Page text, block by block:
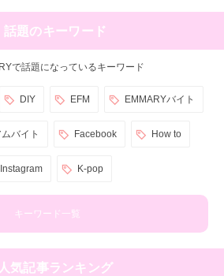
話題のキーワード
で話題になっているキーワード
DIY EFM EMMARYバイト
バイト Facebook How to
Instagram K-pop
キーワード一覧
人気記事ランキング